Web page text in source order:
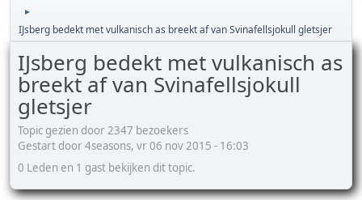
►
IJsberg bedekt met vulkanisch as breekt af van Svinafellsjokull gletsjer
IJsberg bedekt met vulkanisch as
breekt af van Svinafellsjokull
gletsjer
Topic gezien door 2347 bezoekers
Gestart door 4seasons, vr 06 nov 2015 - 16:03
0 Leden en 1 gast bekijken dit topic.